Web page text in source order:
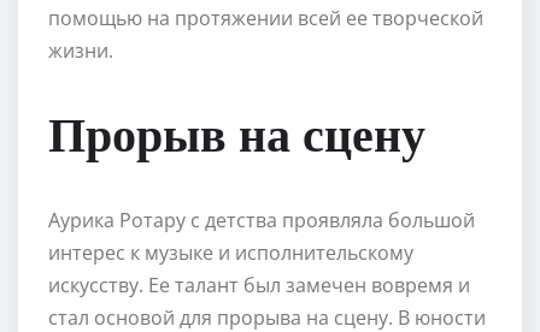
помощью на протяжении всей ее творческой
жизни.
Прорыв на сцену
Аурика Ротару с детства проявляла большой
интерес к музыке и исполнительскому
искусству. Ее талант был замечен вовремя и
стал основой для прорыва на сцену. В юности